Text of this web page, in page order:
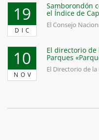
19
DIC
Samborondón
el Índice de
El Consejo
10
NOV
El directorio
Parques
El Directorio de